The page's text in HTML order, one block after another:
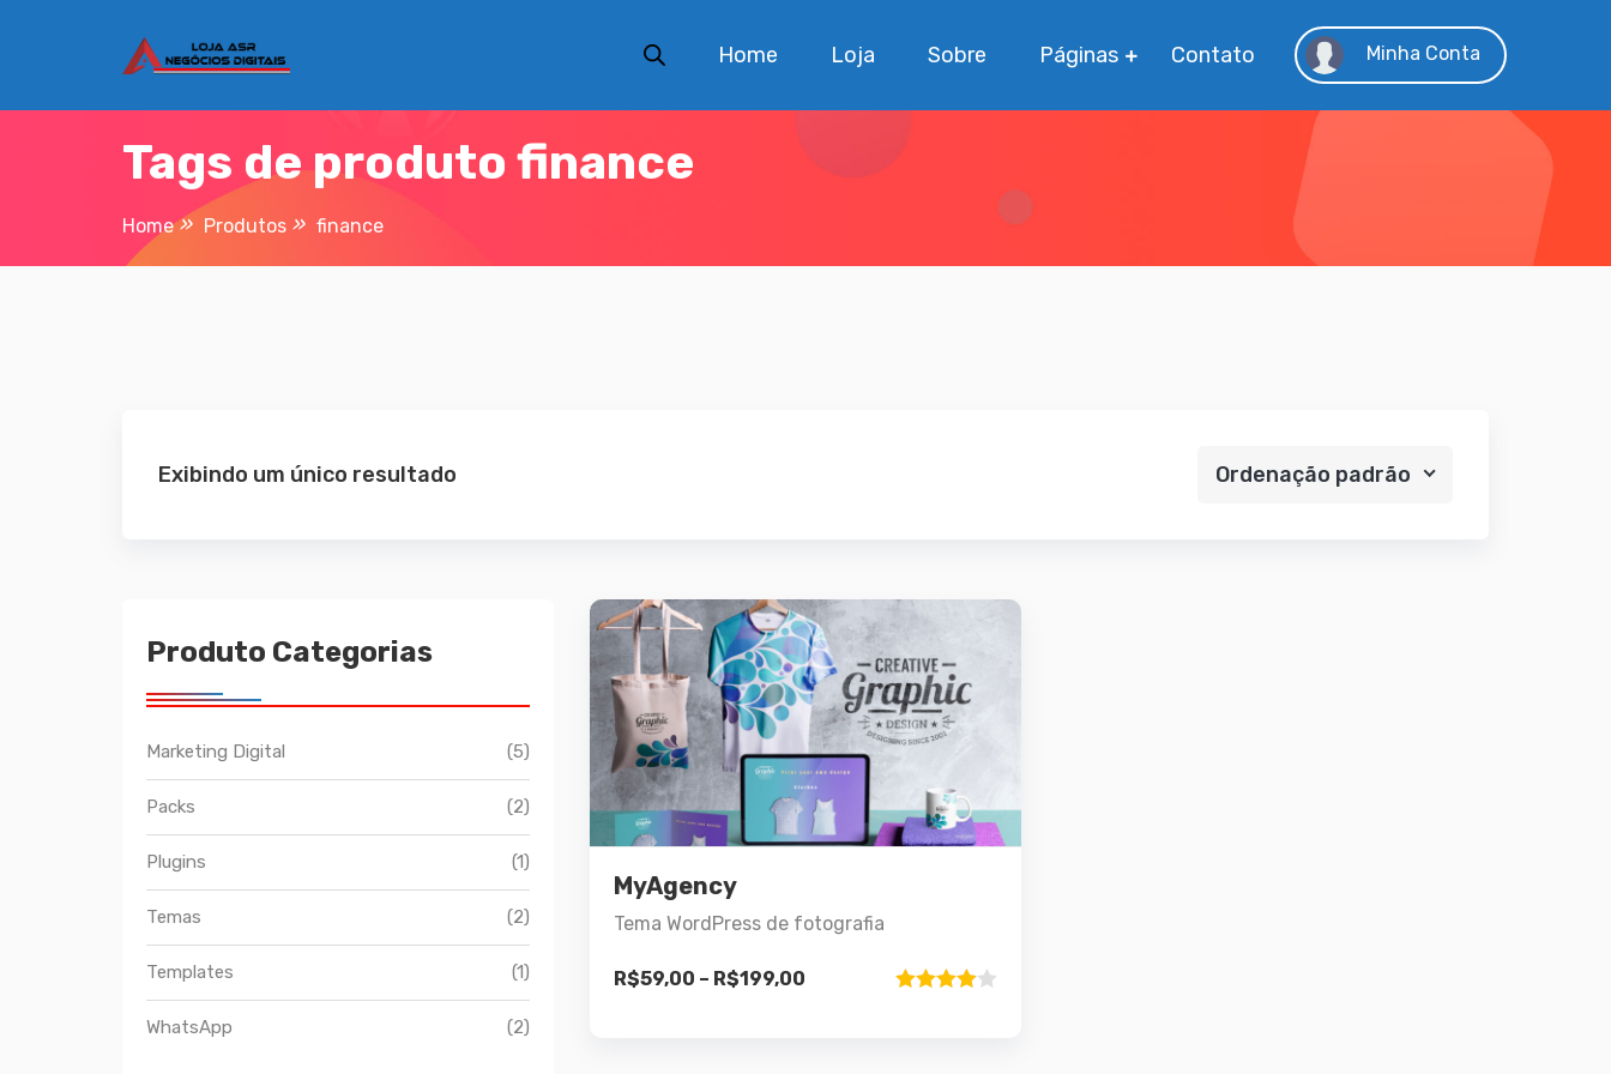
Home Loja Sobre Páginas Contato Minha Conta
Tags de produto finance
Home Produtos finance
Exibindo um único resultado Ordenação padrão
Produto Categorias
Marketing Digital (5)
Packs (2)
Plugins (1)
Temas (2)
Templates (1)
WhatsApp (2)
MyAgency
Tema WordPress de fotografia
R$59,00 – R$199,00
Demo
Detalhes
várias